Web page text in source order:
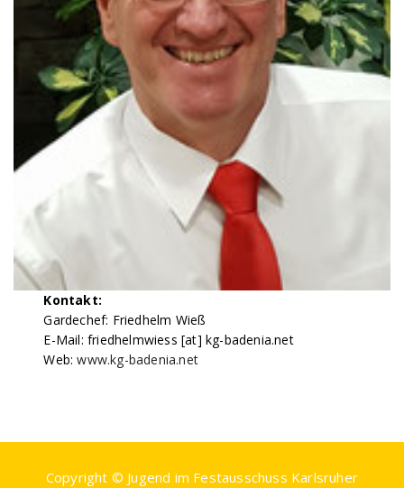
Kontakt:
Gardechef: Friedhelm Wieß
E-Mail: friedhelmwiess [at] kg-badenia.net
Web:www.kg-badenia.net
Copyright © Jugend im Festausschuss Karlsruher